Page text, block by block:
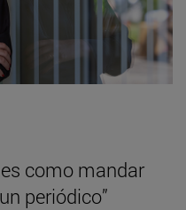
como mandar
periódico”